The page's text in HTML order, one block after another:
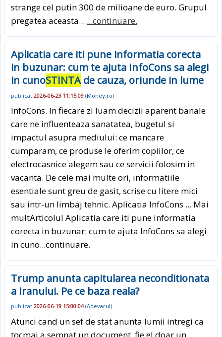
strange cel putin 300 de milioane de euro. Grupul
pregatea aceasta... ...continuare.
Aplicatia care iti pune informatia corecta
in buzunar: cum te ajuta InfoCons sa alegi
in cunoSTINTAde cauza, oriunde in lume
publicat 2026-06-23 11:15:09 (Money.ro)
InfoCons. In fiecare zi luam decizii aparent banale
care ne influenteaza sanatatea, bugetul si
impactul asupra mediului: ce mancare
cumparam, ce produse le oferim copiilor, ce
electrocasnice alegem sau ce servicii folosim in
vacanta. De cele mai multe ori, informatiile
esentiale sunt greu de gasit, scrise cu litere mici
sau intr-un limbaj tehnic. Aplicatia InfoCons ... Mai
multArticolul Aplicatia care iti pune informatia
corecta in buzunar: cum te ajuta InfoCons sa alegi
in cuno...continuare.
Trump anunta capitularea neconditionata
a Iranului. Pe ce baza reala?
publicat 2026-06-19 15:00:04(Adevarul)
Atunci cand un sef de stat anunta lumii intregi ca
tocmai a semnat un document, fie el doar un